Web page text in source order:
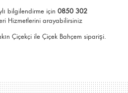
bilgilendirme için 0850 302
Hizmetlerini arayabilirsiniz
Çiçekçi ile Çiçek Bahçem siparişi.